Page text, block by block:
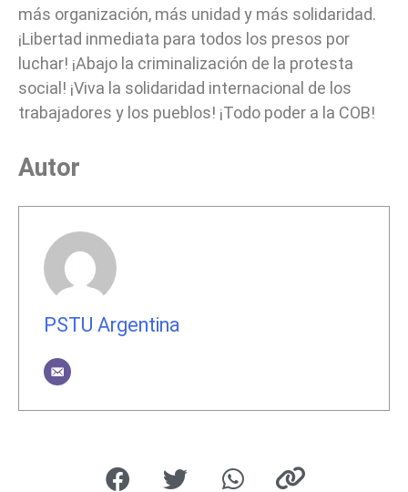
más organización, más unidad y más solidaridad.
¡Libertad inmediata para todos los presos por
luchar! ¡Abajo la criminalización de la protesta
social! ¡Viva la solidaridad internacional de los
trabajadores y los pueblos! ¡Todo poder a la COB!
Autor
PSTU Argentina